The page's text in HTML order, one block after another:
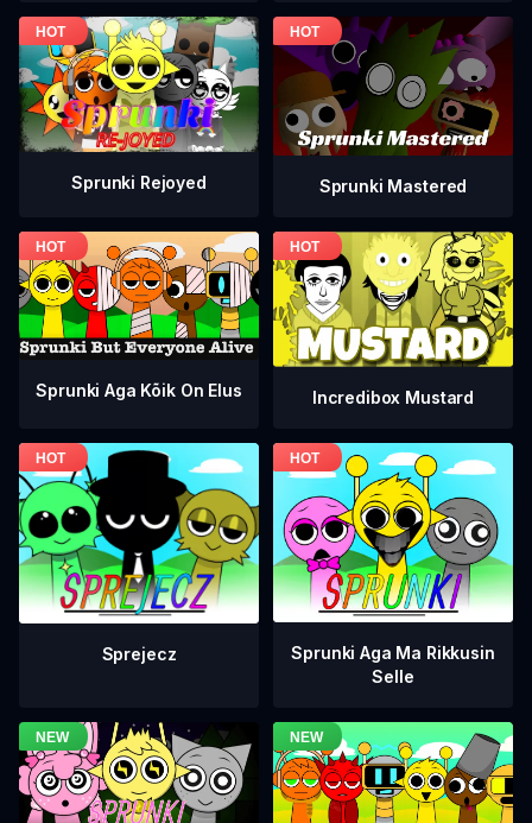
Sprunki Rejoyed Sprunki Mastered
Sprunki Aga Kõik On Elus Incredibox Mustard
Sprejecz
Sprunki Aga Ma Rikkusin
Selle